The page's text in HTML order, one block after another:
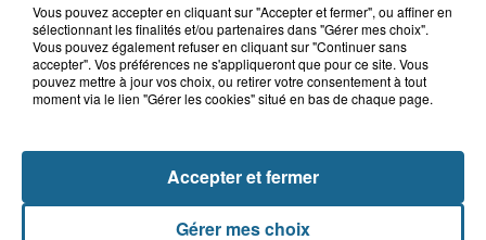
NOS AUTRES PODCASTS
Vous pouvez accepter en cliquant sur "Accepter et fermer", ou affiner en
sélectionnant les finalités et/ou partenaires dans "Gérer mes choix".
Vous pouvez également refuser en cliquant sur "Continuer sans
accepter". Vos préférences ne s'appliqueront que pour ce site. Vous
pouvez mettre à jour vos choix, ou retirer votre consentement à tout
moment via le lien "Gérer les cookies" situé en bas de chaque page.
Gérer mes choix
Accepter et fermer